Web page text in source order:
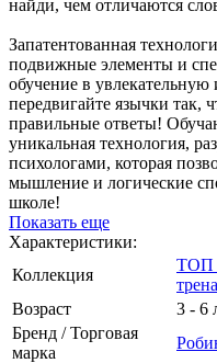
найди, чем отличаются
Запатентованная
подвижные элементы и
обучение в
передвигайте язычки так,
правильные ответы!
уникальная технология,
психологами, которая
мышление и логические
школе!
Показать еще
Характеристики:
Коллекция
ТОП
Возраст
3 - 6
Бренд / Торговая
марка